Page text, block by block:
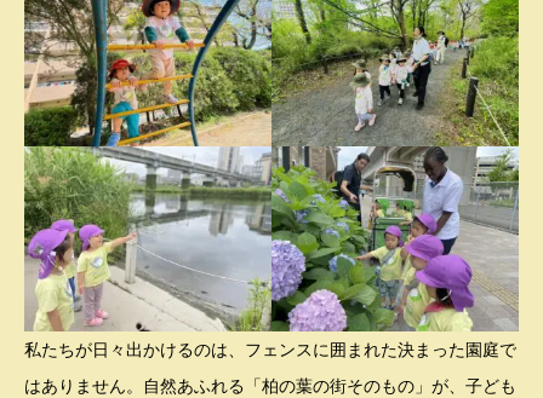
私たちが日々出かけるのは、フェンスに囲まれた決まった園庭で
はありません。自然あふれる「柏の葉の街そのもの」が、子ども